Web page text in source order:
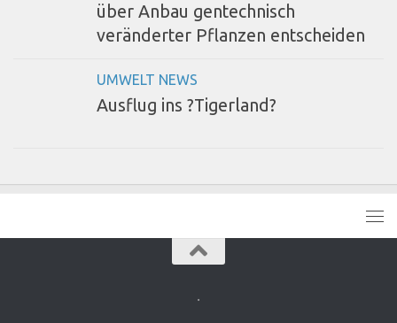
über Anbau gentechnisch
veränderter Pflanzen entscheiden
UMWELT NEWS
Ausflug ins ?Tigerland?
.